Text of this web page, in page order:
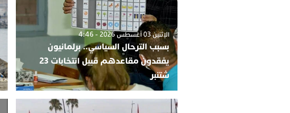
الإثنين 03 أغسطس 2026 - 4:46
بسبب الترحال السياسي.. برلمانيون
يفقدون مقاعدهم قبيل انتخابات 23
شتنبر